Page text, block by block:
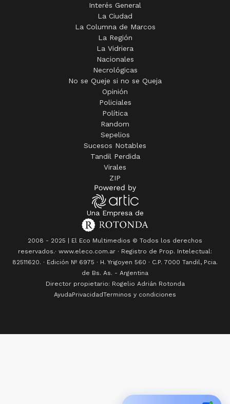
Interés General
La Ciudad
La Columna de Marcos
La Región
La Vidriera
Nacionales
Necrológicas
No se Queje si no se Queja
Opinión
Policiales
Política
Random
Sepelios
Sucesos Notables
Tandil Perdida
Virales
ZIP
Una Empresa de
2008 - 2025 | El Eco Multimedios © Todos los derechos
reservados.· www.eleco.com.ar · Registro de Prop. Intelectual:
82511620. · Edición Nº 6975 · H. Yrigoyen 560 · C.P. 7000 Tandil, Pcia.
de Bs. As. - Argentina
Director propietario: Rogelio Adrián Rotonda
AyudaPrivacidadTerminos y condiciones